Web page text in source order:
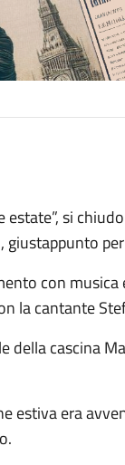
si
giustappunto
con
la cantante
della cascina
estiva era